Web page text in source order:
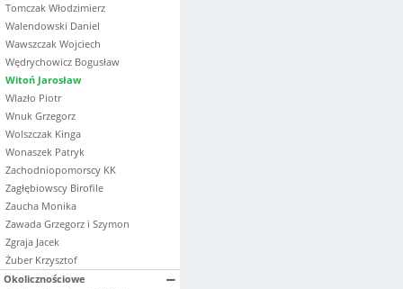
Tomczak Włodzimierz
Walendowski Daniel
Wawszczak Wojciech
Wędrychowicz Bogusław
Witoń Jarosław
Wlazło Piotr
Wnuk Grzegorz
Wolszczak Kinga
Wonaszek Patryk
Zachodniopomorscy KK
Zagłębiowscy Birofile
Zaucha Monika
Zawada Grzegorz i Szymon
Zgraja Jacek
Żuber Krzysztof
Okolicznościowe